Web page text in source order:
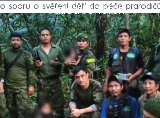
Failed to fetch
sporu o svěření dětí do péče